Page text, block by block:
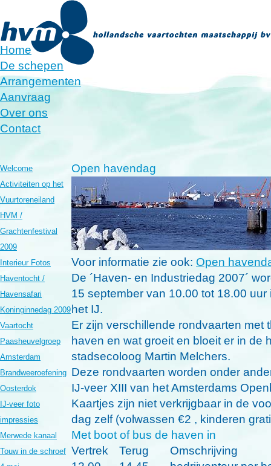
Home
De schepen
Arrangementen
Aanvraag
Over ons
Contact
Welcome
Activiteiten op het
Vuurtoreneiland
HVM /
Grachtenfestival
2009
Interieur Fotos
Haventocht /
Havensafari
Koninginnedag 2009
Vaartocht
Paasheuvelgroep
Amsterdam
Brandweeroefening
Oosterdok
IJ-veer foto
impressies
Merwede kanaal
Touw in de schroef
Open havendag
Voor informatie zie ook: Open
De ´Haven- en Industriedag 2007´
15 september van 10.00 tot 18.00
het IJ.
Er zijn verschillende rondvaarten met
haven en wat groeit en bloeit er in de
stadsecoloog Martin Melchers.
Deze rondvaarten worden onder
IJ-veer XIII van het Amsterdams
Kaartjes zijn niet verkrijgbaar in de
dag zelf (volwassen €2 , kinderen
Met boot of bus de haven in
Vertrek
Terug
Omschrijving